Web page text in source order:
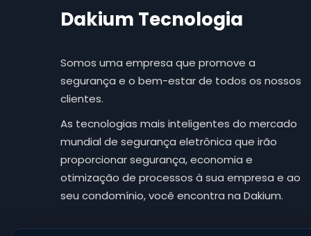
Dakium Tecnologia
Somos uma empresa que promove a
segurança e o bem-estar de todos os nossos
clientes.
As tecnologias mais inteligentes do mercado
mundial de segurança eletrônica que irão
proporcionar segurança, economia e
otimização de processos à sua empresa e ao
seu condomínio, você encontra na Dakium.